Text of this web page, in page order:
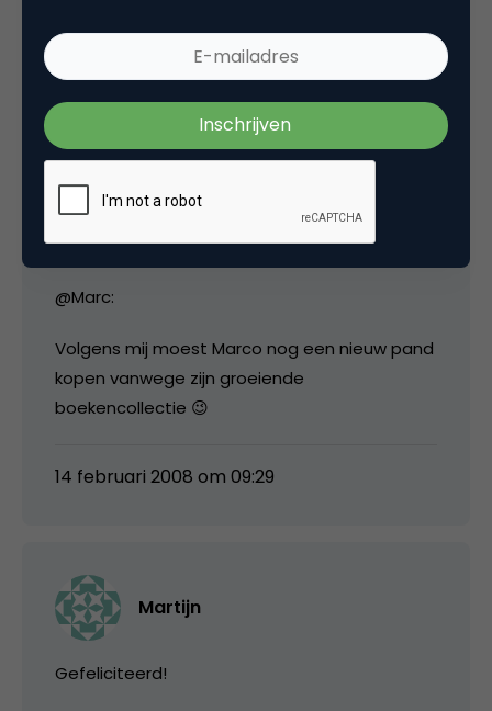
Inderdaad, gefeliciteerd!
14 februari 2008 om 09:27
@Marc:
Volgens mij moest Marco nog een nieuw pand
kopen vanwege zijn groeiende
boekencollectie 😉
14 februari 2008 om 09:29
Martijn
Gefeliciteerd!